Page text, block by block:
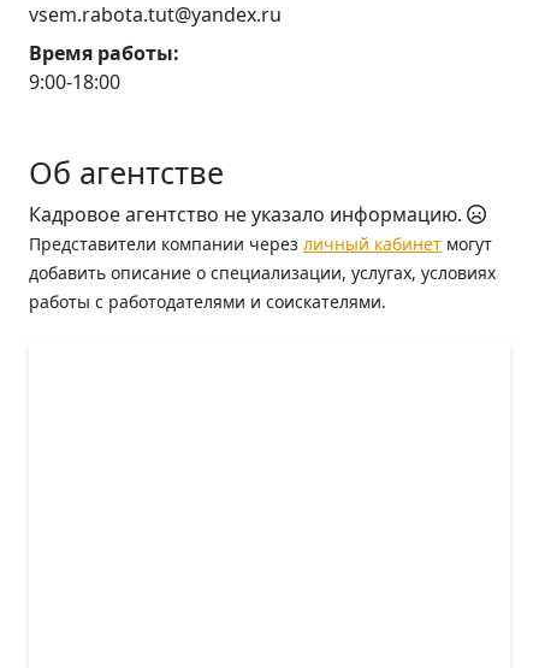
vsem.rabota.tut@yandex.ru
Время работы:
9:00-18:00
Об агентстве
Кадровое агентство не указало информацию.
Представители компании через личный кабинет могут
добавить описание о специализации, услугах, условиях
работы с работодателями и соискателями.